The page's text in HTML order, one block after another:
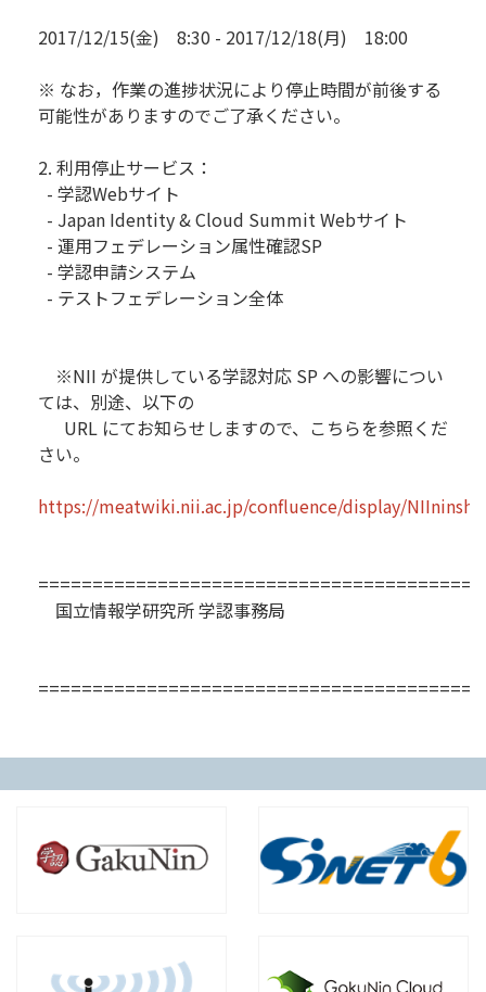
2017/12/15(金) 8:30 - 2017/12/18(月) 18:00
※ なお，作業の進捗状況により停止時間が前後する
可能性がありますのでご了承ください。
2. 利用停止サービス：
- 学認Webサイト
- Japan Identity & Cloud Summit Webサイト
- 運用フェデレーション属性確認SP
- 学認申請システム
- テストフェデレーション全体
※NII が提供している学認対応 SP への影響につい
ては、別途、以下の
URL にてお知らせしますので、こちらを参照くだ
さい。
https://meatwiki.nii.ac.jp/confluence/display/
国立情報学研究所 学認事務局